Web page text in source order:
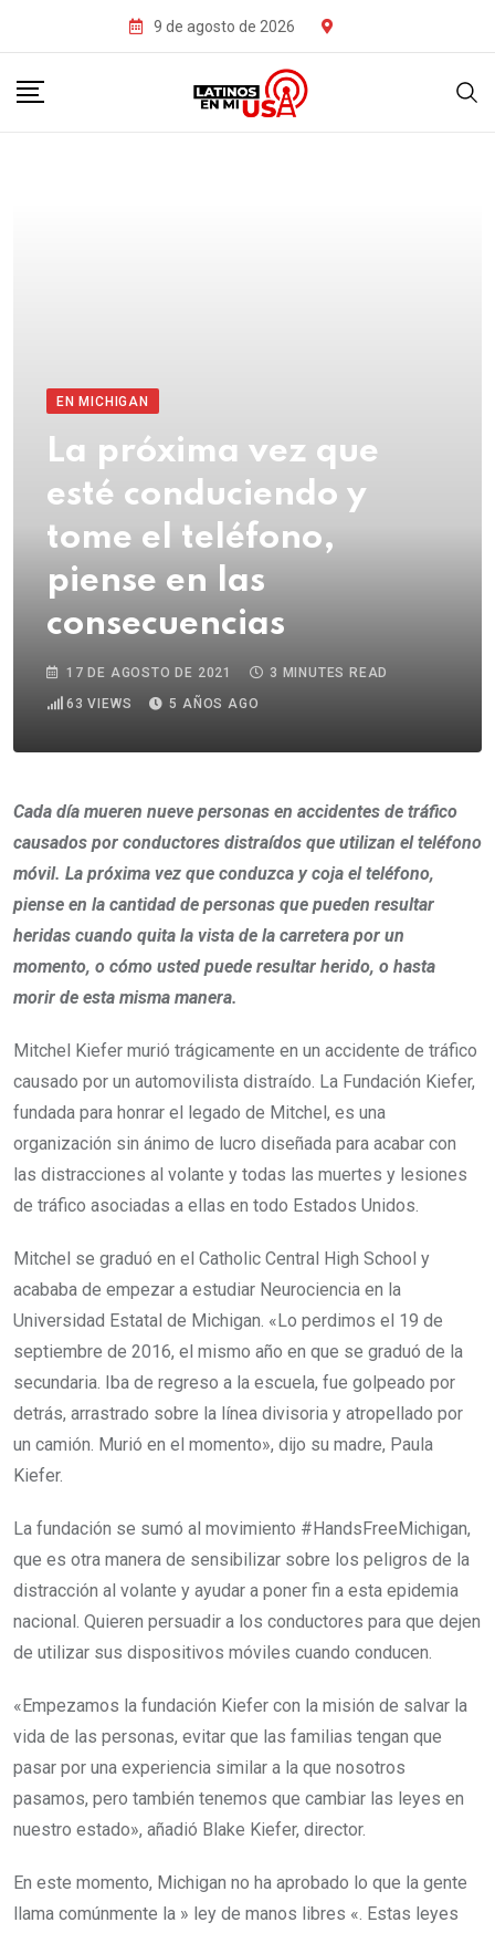
9 de agosto de 2026
EN MICHIGAN
La próxima vez que
esté conduciendo y
tome el teléfono,
piense en las
consecuencias
17 DE AGOSTO DE 2021
3 MINUTES READ
63 VIEWS 5 AÑOS AGO
Cada día mueren nueve personas en accidentes de tráfico
causados por conductores distraídos que utilizan el teléfono
móvil. La próxima vez que conduzca y coja el teléfono,
piense en la cantidad de personas que pueden resultar
heridas cuando quita la vista de la carretera por un
momento, o cómo usted puede resultar herido, o hasta
morir de esta misma manera.
Mitchel Kiefer murió trágicamente en un accidente de tráfico
causado por un automovilista distraído. La Fundación Kiefer,
fundada para honrar el legado de Mitchel, es una
organización sin ánimo de lucro diseñada para acabar con
las distracciones al volante y todas las muertes y lesiones
de tráfico asociadas a ellas en todo Estados Unidos.
Mitchel se graduó en el Catholic Central High School y
acababa de empezar a estudiar Neurociencia en la
Universidad Estatal de Michigan. «Lo perdimos el 19 de
septiembre de 2016, el mismo año en que se graduó de la
secundaria. Iba de regreso a la escuela, fue golpeado por
detrás, arrastrado sobre la línea divisoria y atropellado por
un camión. Murió en el momento», dijo su madre, Paula
Kiefer.
La fundación se sumó al movimiento #HandsFreeMichigan,
que es otra manera de sensibilizar sobre los peligros de la
distracción al volante y ayudar a poner fin a esta epidemia
nacional. Quieren persuadir a los conductores para que dejen
de utilizar sus dispositivos móviles cuando conducen.
«Empezamos la fundación Kiefer con la misión de salvar la
vida de las personas, evitar que las familias tengan que
pasar por una experiencia similar a la que nosotros
pasamos, pero también tenemos que cambiar las leyes en
nuestro estado», añadió Blake Kiefer, director.
En este momento, Michigan no ha aprobado lo que la gente
llama comúnmente la » ley de manos libres «. Estas leyes